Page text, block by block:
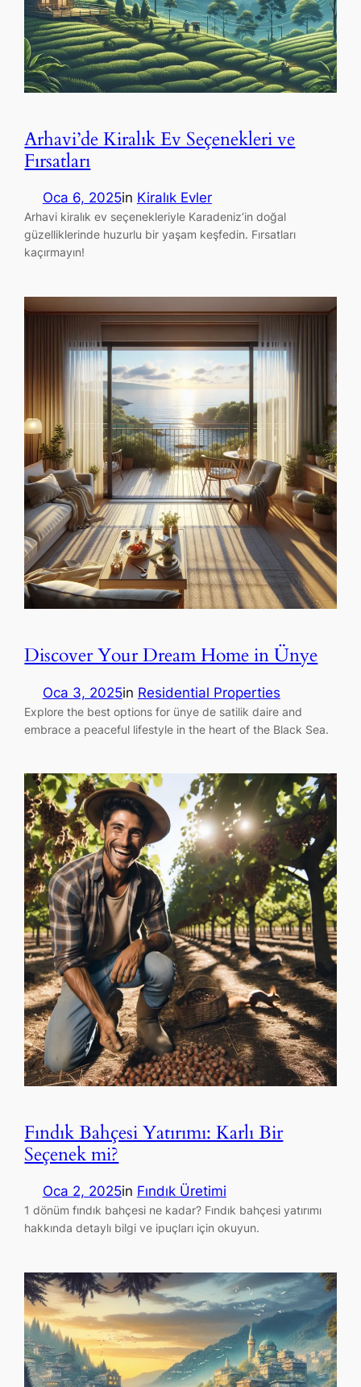
Arhavi’de Kiralık Ev Seçenekleri ve
Fırsatları
Oca 6, 2025in Kiralık Evler
Arhavi kiralık ev seçenekleriyle Karadeniz’in doğal
güzelliklerinde huzurlu bir yaşam keşfedin. Fırsatları
kaçırmayın!
Discover Your Dream Home in Ünye
Oca 3, 2025in Residential Properties
Explore the best options for ünye de satilik daire and
embrace a peaceful lifestyle in the heart of the Black Sea.
Fındık Bahçesi Yatırımı: Karlı Bir
Seçenek mi?
Oca 2, 2025in Fındık Üretimi
1 dönüm fındık bahçesi ne kadar? Fındık bahçesi yatırımı
hakkında detaylı bilgi ve ipuçları için okuyun.